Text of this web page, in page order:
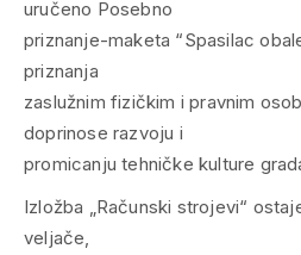
uručeno Posebno
priznanje-maketa “Spasilac
priznanja
zaslužnim fizičkim i pravnim
doprinose razvoju i
promicanju tehničke kulture
Izložba „Računski strojevi“
veljače,